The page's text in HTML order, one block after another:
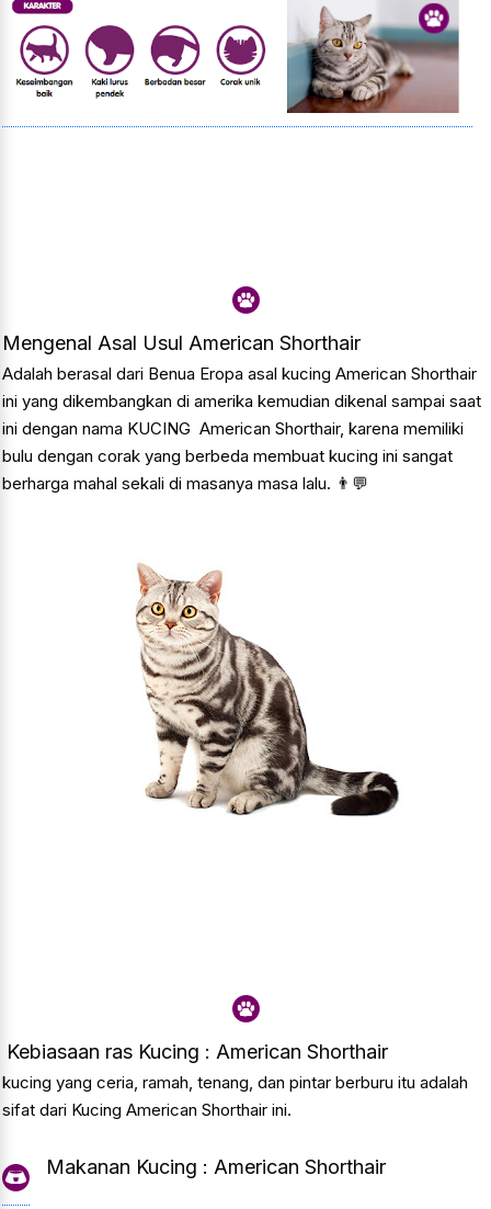
Mengenal Asal Usul American Shorthair
Adalah berasal dari Benua Eropa asal kucing American Shorthair
ini yang dikembangkan di amerika kemudian dikenal sampai saat
ini dengan nama KUCING American Shorthair, karena memiliki
bulu dengan corak yang berbeda membuat kucing ini sangat
berharga mahal sekali di masanya masa lalu. 👨💬
Kebiasaan ras Kucing : American Shorthair
kucing yang ceria, ramah, tenang, dan pintar berburu itu adalah
sifat dari Kucing American Shorthair ini.
Makanan Kucing : American Shorthair